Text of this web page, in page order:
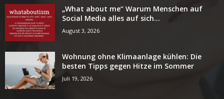
„What about me“ Warum Menschen auf
Social Media alles auf sich...
August 3, 2026
Wohnung ohne Klimaanlage kühlen: Die
besten Tipps gegen Hitze im Sommer
Juli 19, 2026